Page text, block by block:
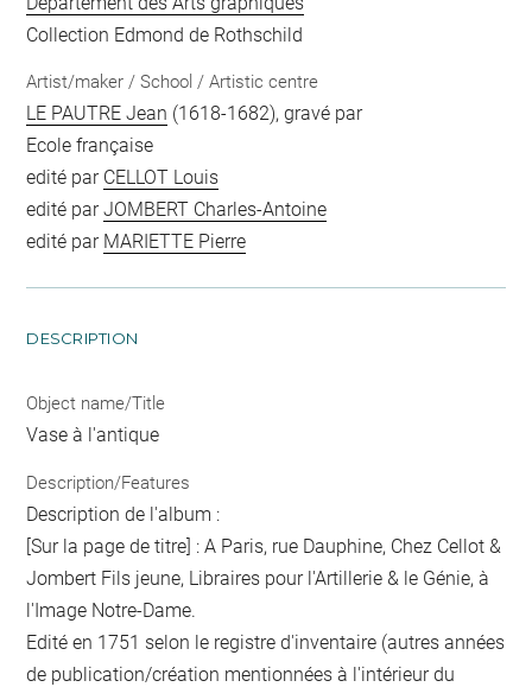
Collection Edmond de Rothschild
Artist/maker / School / Artistic centre
LE PAUTRE Jean (1618-1682), gravé par
Ecole française
edité par CELLOT Louis
edité parJOMBERT Charles-Antoine
edité par MARIETTE Pierre
DESCRIPTION
Object name/Title
Vase à l'antique
Description/Features
Description de l'album :
[Sur la page de titre] : A Paris, rue Dauphine, Chez Cellot &
Jombert Fils jeune, Libraires pour l'Artillerie & le Génie, à
l'Image Notre-Dame.
Edité en 1751 selon le registre d'inventaire (autres années
de publication/création mentionnées à l'intérieur du